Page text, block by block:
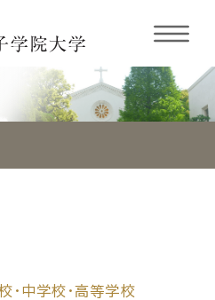
・中学校・高等学校